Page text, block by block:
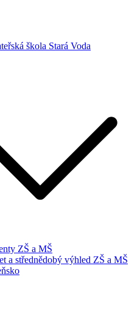
škola Stará Voda
ZŠ a MŠ
a střednědobý výhled ZŠ a MŠ